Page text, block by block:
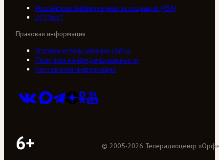
Российская библиотечная ассоциация (РБА)
///ТРАКТ
Правовая информация
Условия использования сайта
Политика конфиденциальности
Контактная информация
6+ © 2005-2026 Телерадиоцентр